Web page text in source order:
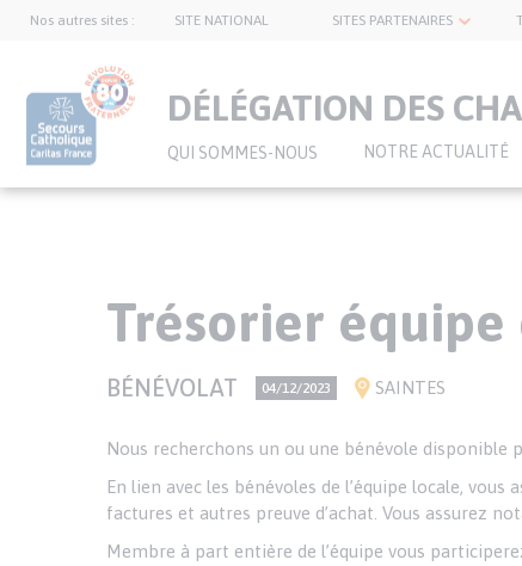
Nos autres sites : SITE NATIONAL SITES PARTENAIRES
DÉLÉGATION DES
QUI SOMMES-NOUS NOTRE ACTUALITÉ
Trésorier équipe
TYPE
BÉNÉVOLAT
PRÉCISION
DATE
04/12/2023 VILLE(S)
SAINTES
Texte
l’annonce
Nous recherchons un ou une bénévole disponible
En lien avec les bénévoles de l’équipe locale,
factures et autres preuve d’achat. Vous assurez
Membre à part entière de l’équipe vous